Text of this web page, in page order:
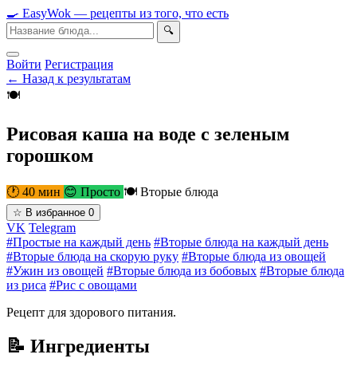
🍳 EasyWok — рецепты из того, что есть
🔍
Войти Регистрация
← Назад к результатам
🍽
Рисовая каша на воде с зеленым
горошком
🕐 40 мин 😊 Просто 🍽 Вторые блюда
☆ В избранное 0
VK Telegram
#Простые на каждый день #Вторые блюда на каждый день
#Вторые блюда на скорую руку #Вторые блюда из овощей
#Ужин из овощей #Вторые блюда из бобовых #Вторые блюда
из риса #Рис с овощами
Рецепт для здорового питания.
📝 Ингредиенты